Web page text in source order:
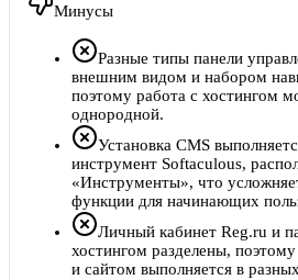
Минусы
Разные типы панели
внешним видом и набором
поэтому работа с хостингом
однородной.
Установка CMS
инструмент Softaculous,
«Инструменты», что
функции для начинающих
Личный кабинет Reg.ru и
хостингом разделены,
и сайтом выполняется в